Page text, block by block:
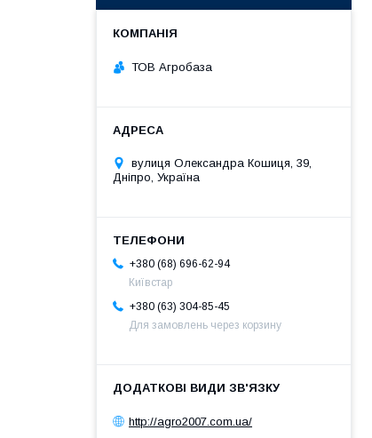
ТОВ Агробаза
вулиця Олександра Кошиця, 39,
Дніпро, Україна
+380 (68) 696-62-94
Київстар
+380 (63) 304-85-45
Для замовлень через корзину
http://agro2007.com.ua/